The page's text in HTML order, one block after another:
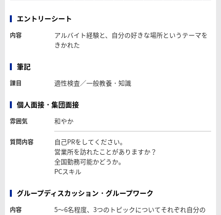
エントリーシート
内容
アルバイト経験と、自分の好きな場所というテーマを
きかれた
筆記
課目 適性検査／一般教養・知識
個人面接・集団面接
雰囲気 和やか
質問内容
自己PRをしてください。
営業所を訪れたことがありますか？
全国勤務可能かどうか。
PCスキル
グループディスカッション・グループワーク
内容
5～6名程度、3つのトピックについてそれぞれ自分の